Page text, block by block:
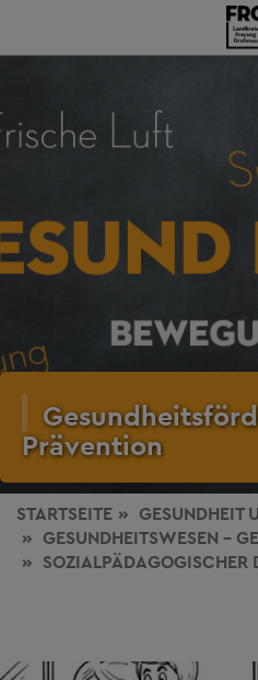
Prävention
STARTSEITE GESUNDHEIT
GESUNDHEITSWESEN -
SOZIALPÄDAGOGISCHER